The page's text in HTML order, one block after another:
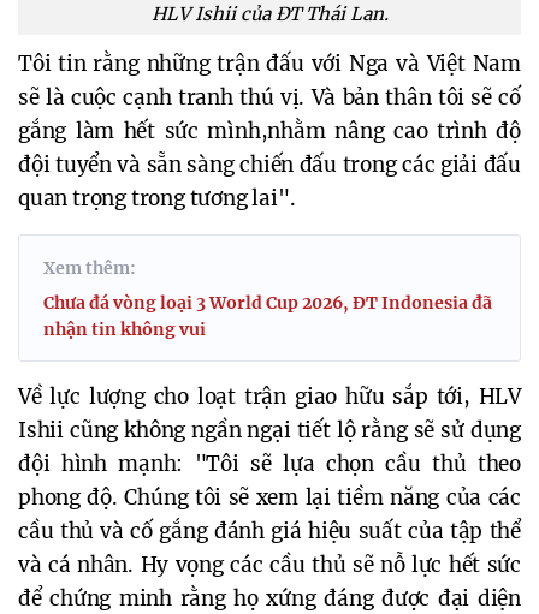
HLV Ishii của ĐT Thái Lan.
Tôi tin rằng những trận đấu với Nga và Việt Nam
sẽ là cuộc cạnh tranh thú vị. Và bản thân tôi sẽ cố
gắng làm hết sức mình,nhằm nâng cao trình độ
đội tuyển và sẵn sàng chiến đấu trong các giải đấu
quan trọng trong tương lai".
Xem thêm:
Chưa đá vòng loại 3 World Cup 2026, ĐT Indonesia đã
nhận tin không vui
Về lực lượng cho loạt trận giao hữu sắp tới, HLV
Ishii cũng không ngần ngại tiết lộ rằng sẽ sử dụng
đội hình mạnh: "Tôi sẽ lựa chọn cầu thủ theo
phong độ. Chúng tôi sẽ xem lại tiềm năng của các
cầu thủ và cố gắng đánh giá hiệu suất của tập thể
và cá nhân. Hy vọng các cầu thủ sẽ nỗ lực hết sức
để chứng minh rằng họ xứng đáng được đại diện